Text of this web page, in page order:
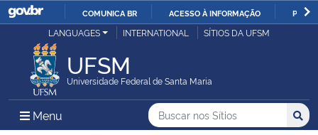
IR
COMUNICA BR ACESSO À INFORMAÇÃO
Ministério da Justiça e Segurança Pública
Ministério da Defesa
LANGUAGES INTERNATIONAL SÍTIOS DA UFSM
UFSM
Universidade Federal de Santa Maria
Menu Menu Principal do Sítio
Busca
Buscar no nos Sítios
Busca: